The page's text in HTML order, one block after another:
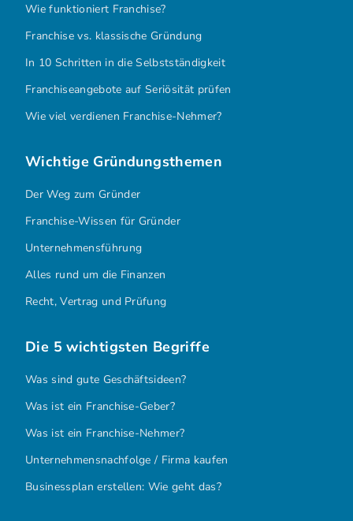
Wie funktioniert Franchise?
Franchise vs. klassische Gründung
In 10 Schritten in die Selbstständigkeit
Franchiseangebote auf Seriösität prüfen
Wie viel verdienen Franchise-Nehmer?
Wichtige Gründungsthemen
Der Weg zum Gründer
Franchise-Wissen für Gründer
Unternehmensführung
Alles rund um die Finanzen
Recht, Vertrag und Prüfung
Die 5 wichtigsten Begriffe
Was sind gute Geschäftsideen?
Was ist ein Franchise-Geber?
Was ist ein Franchise-Nehmer?
Unternehmensnachfolge / Firma kaufen
Businessplan erstellen: Wie geht das?